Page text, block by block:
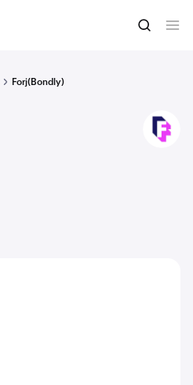
Forj(Bondly)
Acquista BONDLY
BONDLY